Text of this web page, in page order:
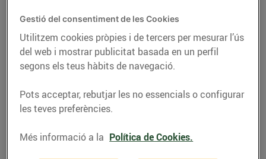
RECEPTES
Gestió del consentiment de les Cookies
Utilitzem cookies pròpies i de tercers per mesurar l’ús
del web i mostrar publicitat basada en un perfil
segons els teus hàbits de navegació.
Pots acceptar, rebutjar les no essencials o configurar
les teves preferències.
Més informació a la Política de Cookies.